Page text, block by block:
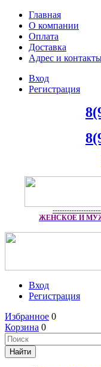
Главная
О компании
Оплата
Доставка
Адрес и
Вход
Регистрация
ЖЕНСКОЕ И
Вход
Регистрация
Избранное 0
Корзина 0